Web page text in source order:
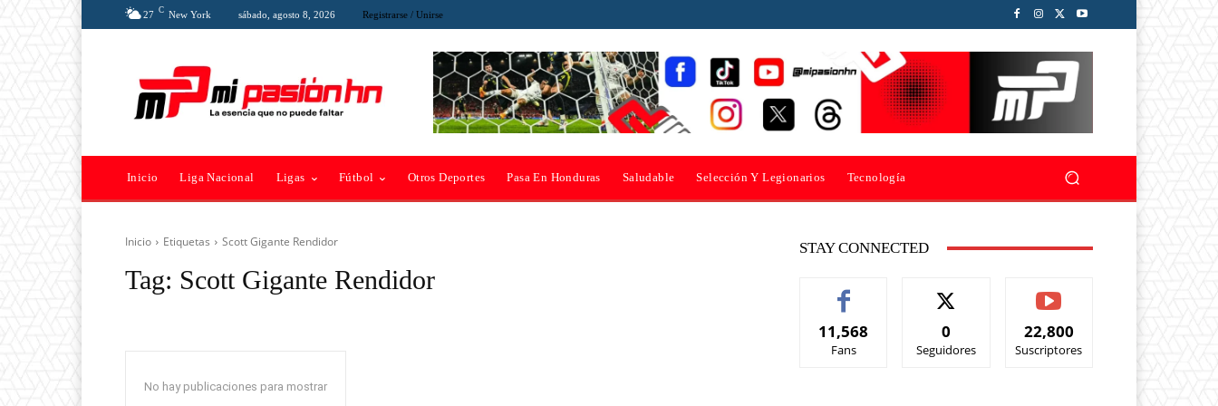
27 C New York sábado, agosto 8, 2026 Registrarse / Unirse
Inicio Liga Nacional Ligas Fútbol Otros Deportes Pasa En Honduras Saludable Selección Y Legionarios Tecnología
Inicio Etiquetas Scott Gigante Rendidor
Tag: Scott Gigante Rendidor
No hay publicaciones para mostrar
STAY CONNECTED
11,568
Fans
0
Seguidores
22,800
Suscriptores